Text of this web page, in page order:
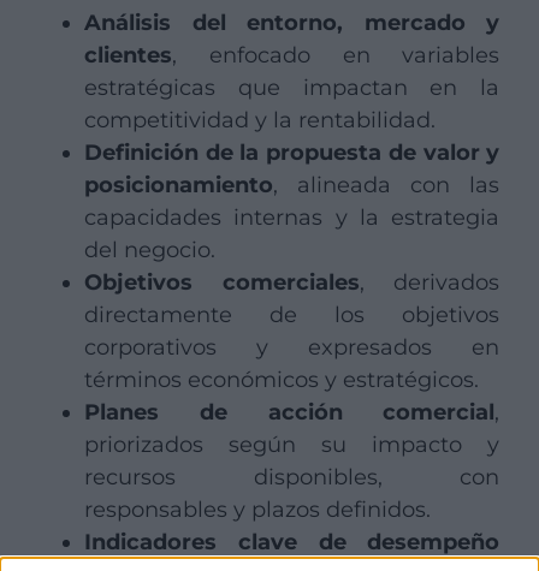
Análisis del entorno, mercado y
clientes, enfocado en variables
estratégicas que impactan en la
competitividad y la rentabilidad.
Definición de la propuesta de valor y
posicionamiento, alineada con las
capacidades internas y la estrategia
del negocio.
Objetivos comerciales, derivados
directamente de los objetivos
corporativos y expresados en
términos económicos y estratégicos.
Planes de acción comercial,
priorizados según su impacto y
recursos disponibles, con
responsables y plazos definidos.
Indicadores clave de desempeño